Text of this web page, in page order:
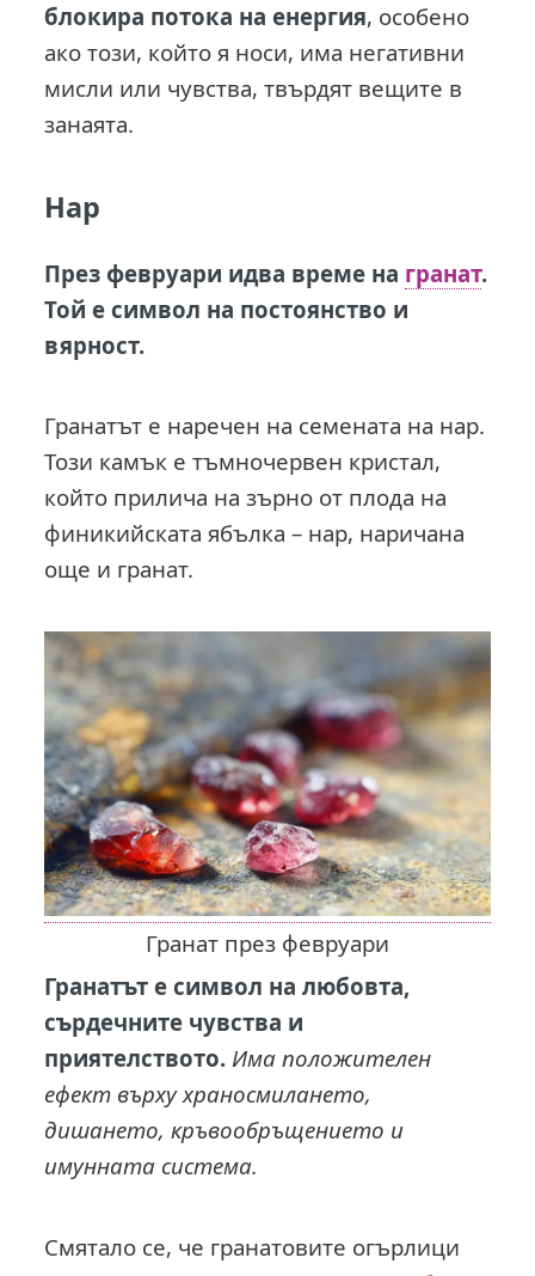
блокира потока на енергия, особено
ако този, който я носи, има негативни
мисли или чувства, твърдят вещите в
занаята.
Нар
През февруари идва време на гранат.
Той е символ на постоянство и
вярност.
Гранатът е наречен на семената на нар.
Този камък е тъмночервен кристал,
който прилича на зърно от плода на
финикийската ябълка – нар, наричана
още и гранат.
Гранат през февруари
Гранатът е символ на любовта,
сърдечните чувства и
приятелството. Има положителен
ефект върху храносмилането,
дишането, кръвообръщението и
имунната система.
Смятало се, че гранатовите огърлици